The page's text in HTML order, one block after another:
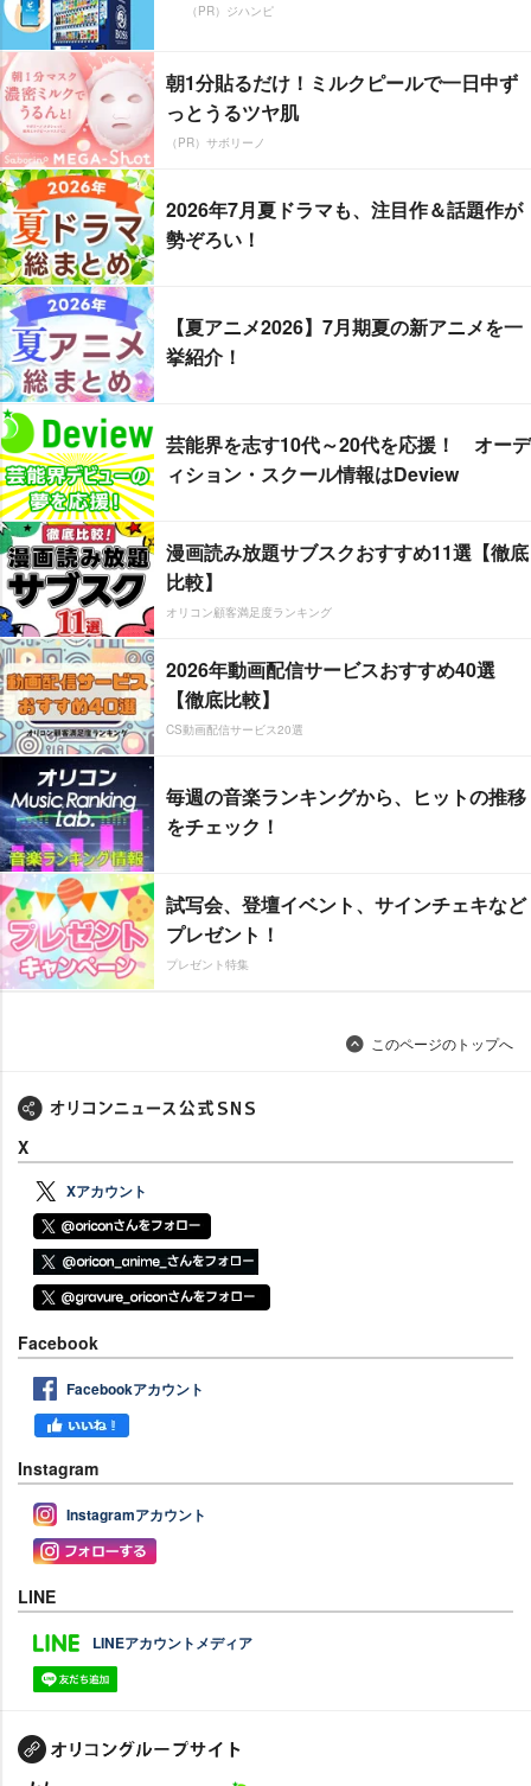
（PR）ジハンピ
朝1分貼るだけ！ミルクピールで一日中ず
っとうるツヤ肌
（PR）サボリーノ
2026年7月夏ドラマも、注目作＆話題作が
勢ぞろい！
【夏アニメ2026】7月期夏の新アニメを一
挙紹介！
芸能界を志す10代～20代を応援！ オーデ
ィション・スクール情報はDeview
漫画読み放題サブスクおすすめ11選【徹底
比較】
オリコン顧客満足度ランキング
2026年動画配信サービスおすすめ40選
【徹底比較】
CS動画配信サービス20選
毎週の音楽ランキングから、ヒットの推移
をチェック！
試写会、登壇イベント、サインチェキなど
プレゼント！
プレゼント特集
このページのトップへ
X
Xアカウント
Facebook
Facebookアカウント
Instagram
Instagramアカウント
LINE
LINEアカウントメディア